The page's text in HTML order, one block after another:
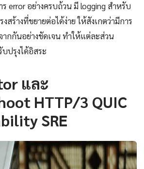
ร error อย่างครบถ้วน มี logging สำหรับ
สร้างที่ขยายต่อได้ง่าย ให้สังเกตว่ามีการ
ากกันอย่างชัดเจน ทำให้แต่ละส่วน
ปรุงได้อิสระ
และ
HTTP/3 QUIC
SRE